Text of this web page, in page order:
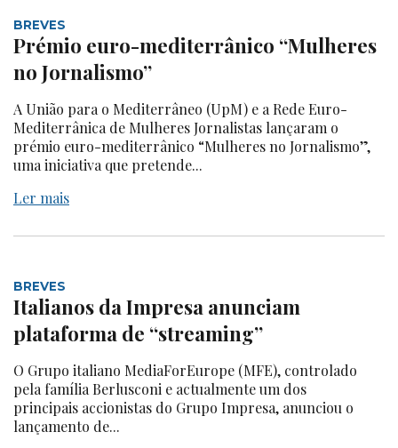
BREVES
Prémio euro-mediterrânico “Mulheres
no Jornalismo”
A União para o Mediterrâneo (UpM) e a Rede Euro-
Mediterrânica de Mulheres Jornalistas lançaram o
prémio euro-mediterrânico “Mulheres no Jornalismo”,
uma iniciativa que pretende...
Ler mais
BREVES
Italianos da Impresa anunciam
plataforma de “streaming”
O Grupo italiano MediaForEurope (MFE), controlado
pela família Berlusconi e actualmente um dos
principais accionistas do Grupo Impresa, anunciou o
lançamento de...